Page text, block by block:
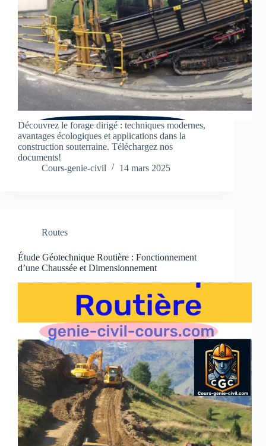
Découvrez le forage dirigé : techniques modernes,
avantages écologiques et applications dans la
construction souterraine. Téléchargez nos
documents!
Cours-genie-civil
14 mars 2025
Routes
Étude Géotechnique Routière : Fonctionnement
d’une Chaussée et Dimensionnement